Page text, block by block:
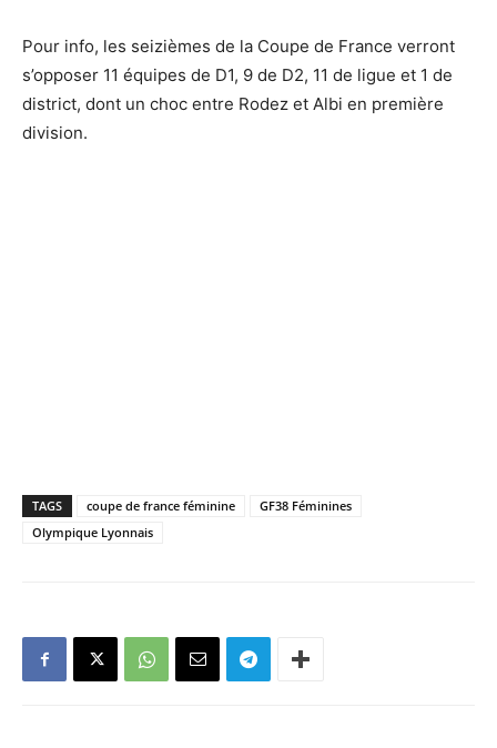
Pour info, les seizièmes de la Coupe de France verront
s’opposer 11 équipes de D1, 9 de D2, 11 de ligue et 1 de
district, dont un choc entre Rodez et Albi en première
division.
TAGS coupe de france féminine
GF38 Féminines
Olympique Lyonnais